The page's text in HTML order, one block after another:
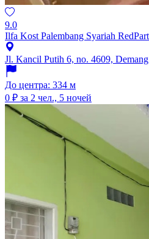
9.0
Ilfa Kost Palembang Syariah
Jl. Kancil Putih 6, no. 4609,
До центра: 334 м
0 ₽ за 2 чел., 5 ночей